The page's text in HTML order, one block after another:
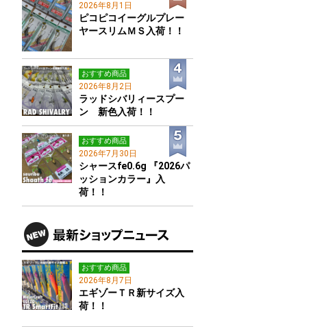
2026年8月1日
ピコピコイーグルプレー
ヤースリムＭＳ入荷！！
おすすめ商品
2026年8月2日
ラッドシバリィースプー
ン 新色入荷！！
おすすめ商品
2026年7月30日
シャースfe0.6g 『2026パ
ッションカラー』入
荷！！
おすすめ商品
2026年8月7日
エギゾーＴＲ新サイズ入
荷！！